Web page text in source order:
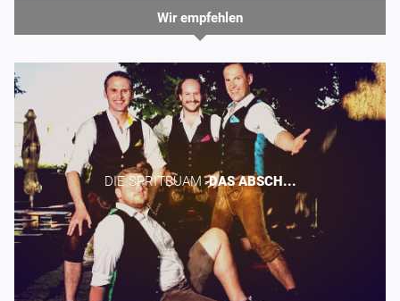
Wir empfehlen
DIE SPRITBUAM -​DAS ABSCH...